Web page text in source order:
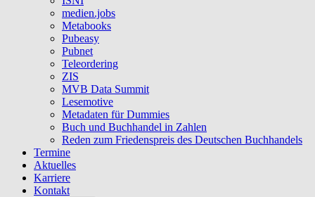
medien.jobs
Metabooks
Pubeasy
Pubnet
Teleordering
ZIS
MVB Data Summit
Lesemotive
Metadaten für Dummies
Buch und Buchhandel in Zahlen
Reden zum Friedenspreis des Deutschen Buchhandels
Termine
Aktuelles
Karriere
Kontakt